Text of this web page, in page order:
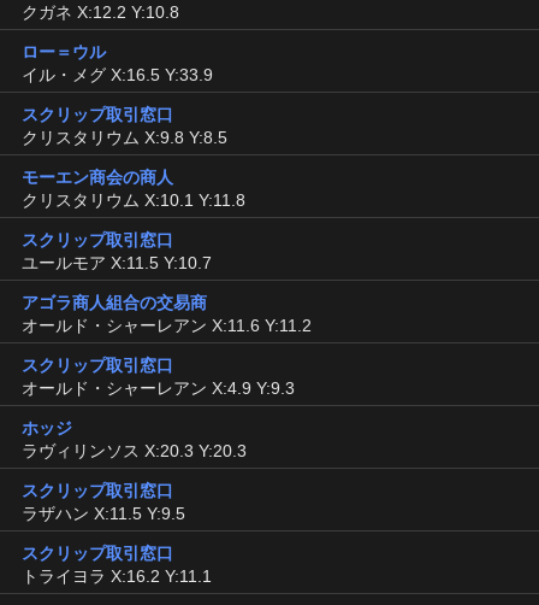
クガネ X:12.2 Y:10.8
ロー＝ウル
イル・メグ X:16.5 Y:33.9
スクリップ取引窓口
クリスタリウム X:9.8 Y:8.5
モーエン商会の商人
クリスタリウム X:10.1 Y:11.8
スクリップ取引窓口
ユールモア X:11.5 Y:10.7
アゴラ商人組合の交易商
オールド・シャーレアン X:11.6 Y:11.2
スクリップ取引窓口
オールド・シャーレアン X:4.9 Y:9.3
ホッジ
ラヴィリンソス X:20.3 Y:20.3
スクリップ取引窓口
ラザハン X:11.5 Y:9.5
スクリップ取引窓口
トライヨラ X:16.2 Y:11.1